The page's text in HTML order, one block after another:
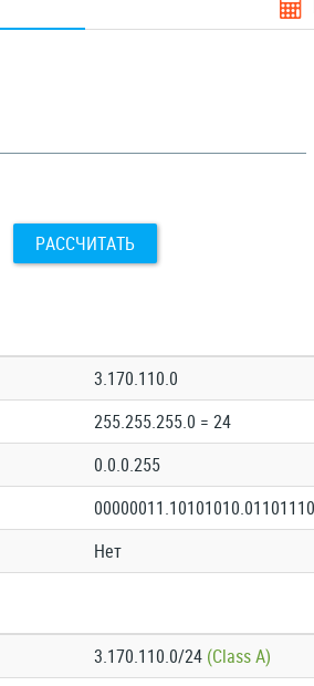
РАССЧИТАТЬ
3.170.110.0
255.255.255.0 = 24
0.0.0.255
Нет
3.170.110.0/24 (Class A)